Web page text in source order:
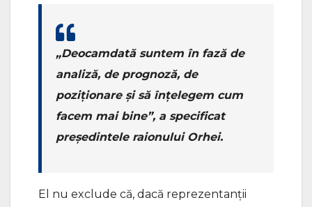
„Deocamdată suntem în fază de
analiză, de prognoză, de
poziționare și să înțelegem cum
facem mai bine”, a specificat
președintele raionului Orhei.
El nu exclude că, dacă reprezentanții